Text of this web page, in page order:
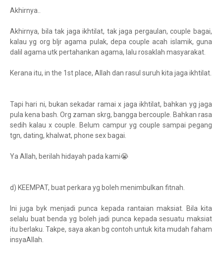
Akhirnya..
Akhirnya, bila tak jaga ikhtilat, tak jaga pergaulan, couple bagai,
kalau yg org bljr agama pulak, depa couple acah islamik, guna
dalil agama utk pertahankan agama, lalu rosaklah masyarakat.
Kerana itu, in the 1st place, Allah dan rasul suruh kita jaga ikhtilat.
Tapi hari ni, bukan sekadar ramai x jaga ikhtilat, bahkan yg jaga
pula kena bash. Org zaman skrg, bangga bercouple. Bahkan rasa
sedih kalau x couple. Belum campur yg couple sampai pegang
tgn, dating, khalwat, phone sex bagai.
Ya Allah, berilah hidayah pada kami😭
d) KEEMPAT, buat perkara yg boleh menimbulkan fitnah.
Ini juga byk menjadi punca kepada rantaian maksiat. Bila kita
selalu buat benda yg boleh jadi punca kepada sesuatu maksiat
itu berlaku. Takpe, saya akan bg contoh untuk kita mudah faham
insyaAllah.